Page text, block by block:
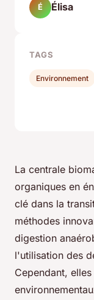
La centrale
organiques en
clé dans la
méthodes
digestion
l'utilisation des
Cependant,
É Élisa
TAGS
Environnement